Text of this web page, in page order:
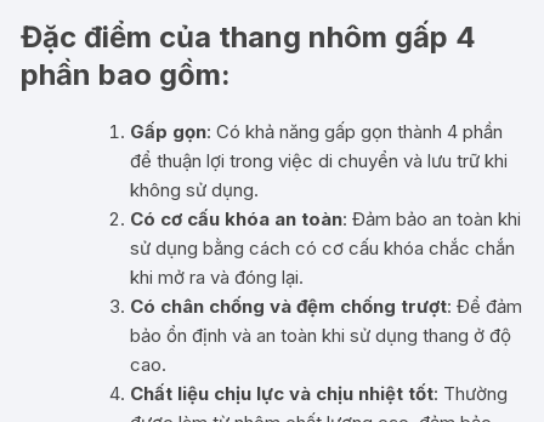
Đặc điểm của thang nhôm gấp 4
phần bao gồm:
Gấp gọn: Có khả năng gấp gọn thành 4 phần
để thuận lợi trong việc di chuyển và lưu trữ khi
không sử dụng.
Có cơ cấu khóa an toàn: Đảm bảo an toàn khi
sử dụng bằng cách có cơ cấu khóa chắc chắn
khi mở ra và đóng lại.
Có chân chống và đệm chống trượt: Để đảm
bảo ổn định và an toàn khi sử dụng thang ở độ
cao.
Chất liệu chịu lực và chịu nhiệt tốt: Thường